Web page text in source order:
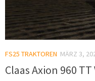
FS25 TRAKTOREN MÄRZ 3,
Claas Axion 960 TT